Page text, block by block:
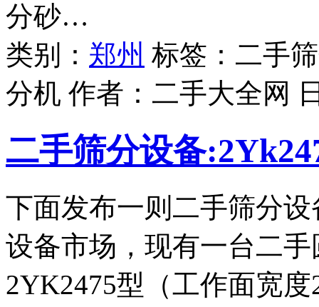
分砂…
类别： 郑州 标签：二手
分机 作者： 二手大全网
二手筛分设备
下面发布一则二手筛分
设备市场，现有一台二
2YK2475型（工作面宽